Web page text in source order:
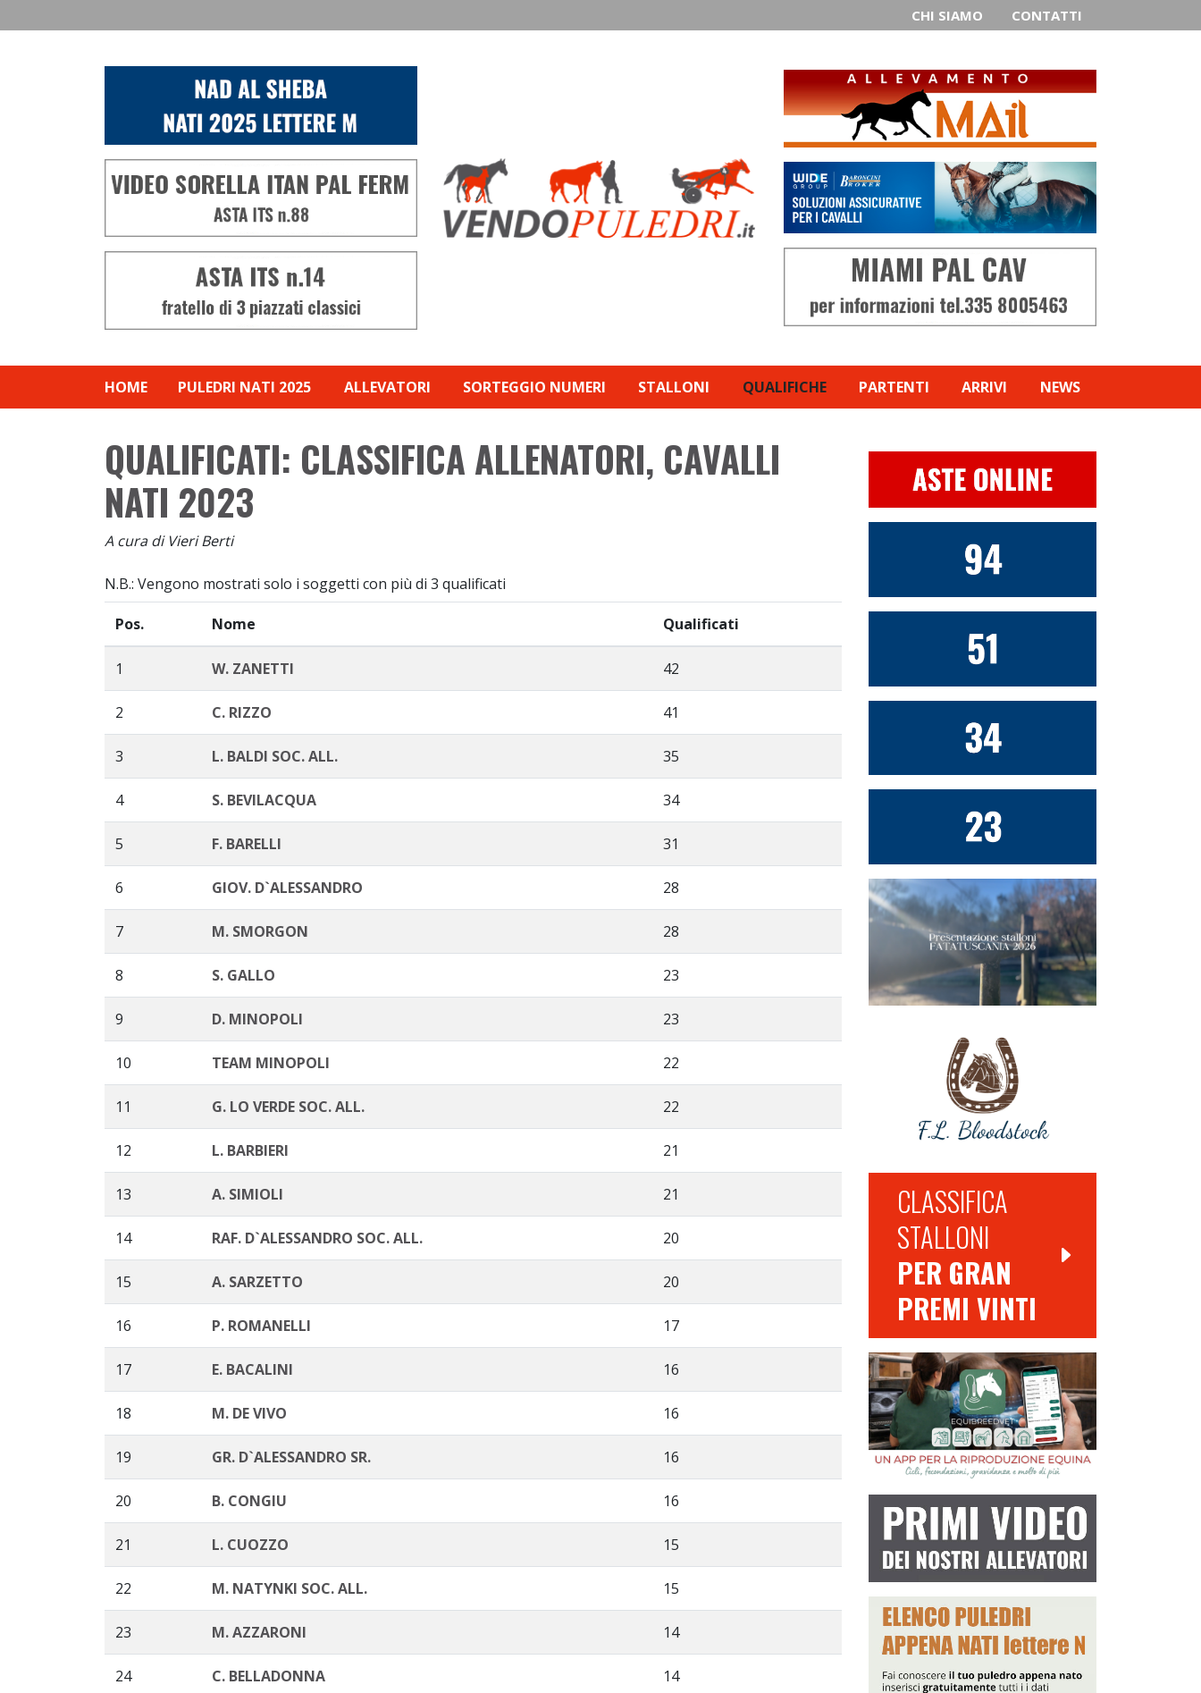
CHI SIAMO CONTATTI
HOME PULEDRI NATI 2025 ALLEVATORI SORTEGGIO NUMERI STALLONI QUALIFICHE PARTENTI ARRIVI NEWS
QUALIFICATI: CLASSIFICA ALLENATORI, CAVALLI
NATI 2023
A cura di Vieri Berti
N.B.: Vengono mostrati solo i soggetti con più di 3 qualificati
Pos. Nome Qualificati
1 W. ZANETTI 42
2 C. RIZZO 41
3 L. BALDI SOC. ALL. 35
4 S. BEVILACQUA 34
5 F. BARELLI 31
6 GIOV. D`ALESSANDRO 28
7 M. SMORGON 28
8 S. GALLO 23
9 D. MINOPOLI 23
10 TEAM MINOPOLI 22
11 G. LO VERDE SOC. ALL. 22
12 L. BARBIERI 21
13 A. SIMIOLI 21
14 RAF. D`ALESSANDRO SOC. ALL. 20
15 A. SARZETTO 20
16 P. ROMANELLI 17
17 E. BACALINI 16
18 M. DE VIVO 16
19 GR. D`ALESSANDRO SR. 16
20 B. CONGIU 16
21 L. CUOZZO 15
22 M. NATYNKI SOC. ALL. 15
23 M. AZZARONI 14
24 C. BELLADONNA 14
CLASSIFICA
STALLONI
PER GRAN
PREMI VINTI